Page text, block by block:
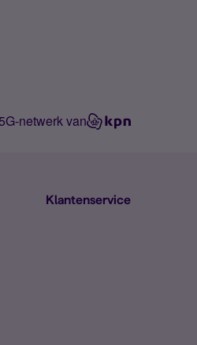
netwerk van
Klantenservice